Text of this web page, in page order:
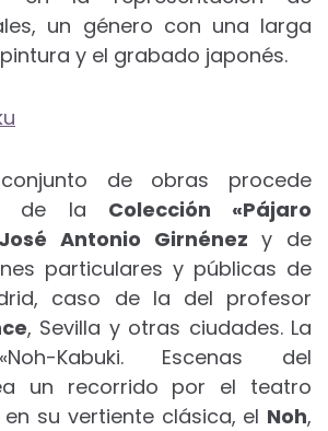
un género con una larga
y el grabado japonés.
de obras procede
de la Colección «Pájaro
Antonio Girnénez y de
particulares y públicas de
caso de la del profesor
, Sevilla y otras ciudades. La
Kabuki. Escenas del
un recorrido por el teatro
su vertiente clásica, el Noh,